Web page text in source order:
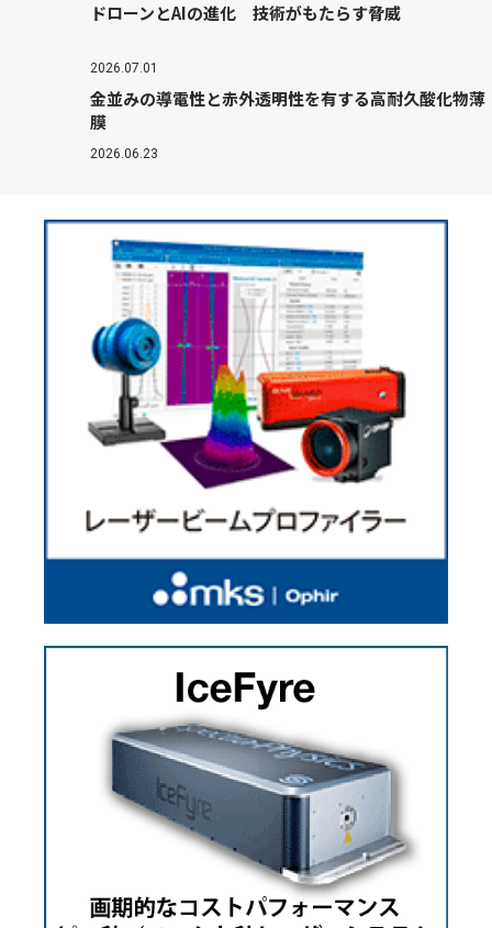
ドローンとAIの進化 技術がもたらす脅威
2026.07.01
金並みの導電性と赤外透明性を有する高耐久酸化物薄
膜
2026.06.23